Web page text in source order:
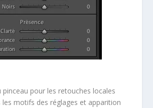
pinceau pour les retouches locales
motifs des réglages et apparition